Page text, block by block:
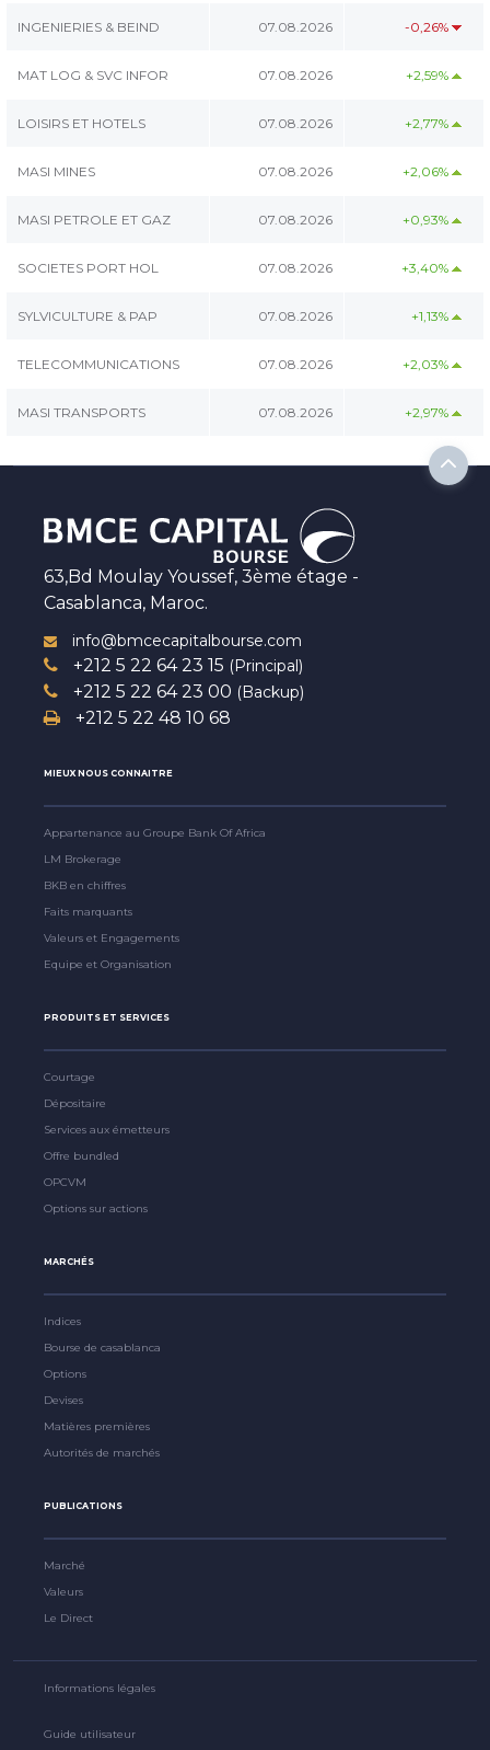
INGENIERIES & BEIND 07.08.2026 -0,26%
MAT LOG & SVC INFOR 07.08.2026 +2,59%
LOISIRS ET HOTELS 07.08.2026 +2,77%
MASI MINES 07.08.2026 +2,06%
MASI PETROLE ET GAZ 07.08.2026 +0,93%
SOCIETES PORT HOL 07.08.2026 +3,40%
SYLVICULTURE & PAP 07.08.2026 +1,13%
TELECOMMUNICATIONS 07.08.2026 +2,03%
MASI TRANSPORTS 07.08.2026 +2,97%
63,Bd Moulay Youssef, 3ème étage -
Casablanca, Maroc.
info@bmcecapitalbourse.com
+212 5 22 64 23 15 (Principal)
+212 5 22 64 23 00 (Backup)
+212 5 22 48 10 68
MIEUX NOUS CONNAITRE
Appartenance au Groupe Bank Of Africa
LM Brokerage
BKB en chiffres
Faits marquants
Valeurs et Engagements
Equipe et Organisation
PRODUITS ET SERVICES
Courtage
Dépositaire
Services aux émetteurs
Offre bundled
OPCVM
Options sur actions
MARCHÉS
Indices
Bourse de casablanca
Options
Devises
Matières premières
Autorités de marchés
PUBLICATIONS
Marché
Valeurs
Le Direct
Informations légales
Guide utilisateur